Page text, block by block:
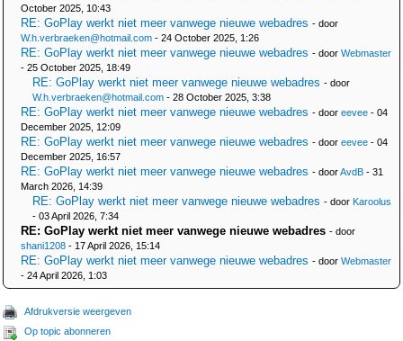
October 2025, 10:43
RE: GoPlay werkt niet meer vanwege nieuwe webadres - door
W.h.verbraeken@hotmail.com - 24 October 2025, 1:26
RE: GoPlay werkt niet meer vanwege nieuwe webadres - door Webmaster
- 25 October 2025, 18:49
RE: GoPlay werkt niet meer vanwege nieuwe webadres - door
W.h.verbraeken@hotmail.com - 28 October 2025, 3:38
RE: GoPlay werkt niet meer vanwege nieuwe webadres - door eevee - 04
December 2025, 12:09
RE: GoPlay werkt niet meer vanwege nieuwe webadres - door eevee - 04
December 2025, 16:57
RE: GoPlay werkt niet meer vanwege nieuwe webadres - doorAvdB - 31
March 2026, 14:39
RE: GoPlay werkt niet meer vanwege nieuwe webadres - door Karoolus
- 03 April 2026, 7:34
RE: GoPlay werkt niet meer vanwege nieuwe webadres - door
shani1208 - 17 April 2026, 15:14
RE: GoPlay werkt niet meer vanwege nieuwe webadres - door Webmaster
- 24 April 2026, 1:03
Afdrukversie weergeven
Op topic abonneren